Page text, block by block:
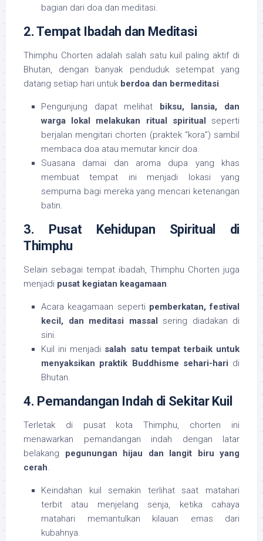
bagian dari doa dan meditasi.
2. Tempat Ibadah dan Meditasi
Thimphu Chorten adalah salah satu kuil paling aktif di
Bhutan, dengan banyak penduduk setempat yang
datang setiap hari untuk berdoa dan bermeditasi.
Pengunjung dapat melihat
biksu, lansia, dan
warga lokal melakukan ritual spiritual
seperti
berjalan mengitari chorten (praktek “kora”) sambil
membaca doa atau memutar kincir doa.
Suasana damai dan aroma dupa yang khas
membuat tempat ini menjadi lokasi yang
sempurna bagi mereka yang mencari ketenangan
batin.
3. Pusat Kehidupan Spiritual di
Thimphu
Selain sebagai tempat ibadah, Thimphu Chorten juga
menjadi pusat kegiatan keagamaan.
Acara keagamaan seperti pemberkatan, festival
kecil, dan meditasi massal
sering diadakan di
sini.
Kuil ini menjadi salah satu tempat terbaik untuk
menyaksikan praktik Buddhisme sehari-hari di
Bhutan.
4. Pemandangan Indah di Sekitar Kuil
Terletak di pusat kota Thimphu, chorten ini
menawarkan pemandangan indah dengan latar
belakang pegunungan hijau dan langit biru yang
cerah.
Keindahan kuil semakin terlihat saat matahari
terbit atau menjelang senja, ketika cahaya
matahari memantulkan kilauan emas dari
kubahnya.